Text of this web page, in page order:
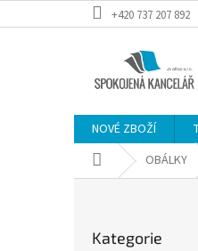
na
+420 737 207 892
NOVÉ ZBOŽÍ
Domů OBÁLKY
kategorie
Kategorie